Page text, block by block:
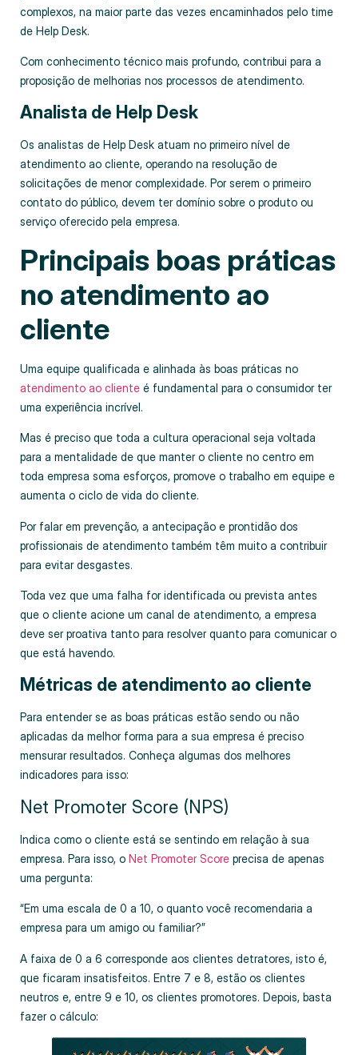
complexos, na maior parte das vezes encaminhados pelo time
de Help Desk.
Com conhecimento técnico mais profundo, contribui para a
proposição de melhorias nos processos de atendimento.
Analista de Help Desk
Os analistas de Help Desk atuam no primeiro nível de
atendimento ao cliente, operando na resolução de
solicitações de menor complexidade. Por serem o primeiro
contato do público, devem ter domínio sobre o produto ou
serviço oferecido pela empresa.
Principais boas práticas
no atendimento ao
cliente
Uma equipe qualificada e alinhada às boas práticas no
atendimento ao cliente é fundamental para o consumidor ter
uma experiência incrível.
Mas é preciso que toda a cultura operacional seja voltada
para a mentalidade de que manter o cliente no centro em
toda empresa soma esforços, promove o trabalho em equipe e
aumenta o ciclo de vida do cliente.
Por falar em prevenção, a antecipação e prontidão dos
profissionais de atendimento também têm muito a contribuir
para evitar desgastes.
Toda vez que uma falha for identificada ou prevista antes
que o cliente acione um canal de atendimento, a empresa
deve ser proativa tanto para resolver quanto para comunicar o
que está havendo.
Métricas de atendimento ao cliente
Para entender se as boas práticas estão sendo ou não
aplicadas da melhor forma para a sua empresa é preciso
mensurar resultados. Conheça algumas dos melhores
indicadores para isso:
Net Promoter Score (NPS)
Indica como o cliente está se sentindo em relação à sua
empresa. Para isso, o Net Promoter Score precisa de apenas
uma pergunta:
“Em uma escala de 0 a 10, o quanto você recomendaria a
empresa para um amigo ou familiar?”
A faixa de 0 a 6 corresponde aos clientes detratores, isto é,
que ficaram insatisfeitos. Entre 7 e 8, estão os clientes
neutros e, entre 9 e 10, os clientes promotores. Depois, basta
fazer o cálculo: